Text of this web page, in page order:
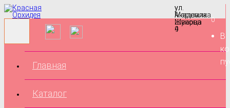
ул.
Маршала
Жукова
9
ул.
Академика
Шварца
4
0
В
Главная
Каталог